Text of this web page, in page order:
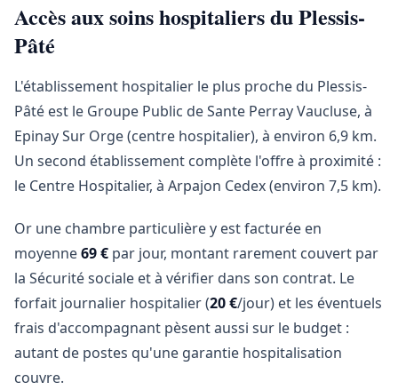
Accès aux soins hospitaliers du Plessis-
Pâté
L'établissement hospitalier le plus proche du Plessis-
Pâté est le Groupe Public de Sante Perray Vaucluse, à
Epinay Sur Orge (centre hospitalier), à environ 6,9 km.
Un second établissement complète l'offre à proximité :
le Centre Hospitalier, à Arpajon Cedex (environ 7,5 km).
Or une chambre particulière y est facturée en
moyenne69 € par jour, montant rarement couvert par
la Sécurité sociale et à vérifier dans son contrat. Le
forfait journalier hospitalier (20 €/jour) et les éventuels
frais d'accompagnant pèsent aussi sur le budget :
autant de postes qu'une garantie hospitalisation
couvre.